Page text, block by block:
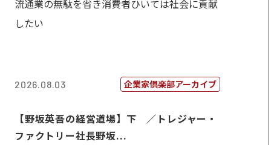
流通業の無駄を省き消費者ひいては社会に貢献
したい
2026.08.03 企業家倶楽部アーカイブ
【野坂英吾の経営道場】下 ／トレジャー・
ファクトリー社長野坂...